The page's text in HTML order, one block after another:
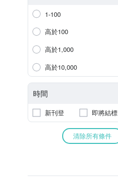
1-100
高於100
高於1,000
高於10,000
時間
新刊登 即將結標
清除所有條件